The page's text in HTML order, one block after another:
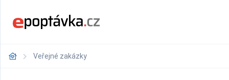
Veřejné zakázky